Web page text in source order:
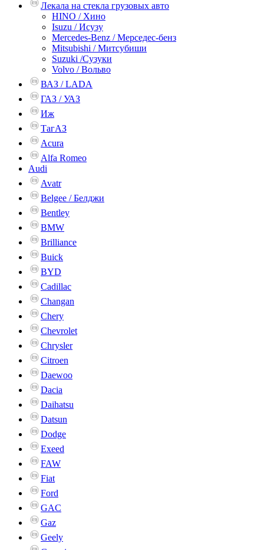
Лекала на стекла грузовых авто
HINO / Хино
Isuzu / Исузу
Mercedes-Benz / Мерседес-бенз
Mitsubishi / Митсубиши
Suzuki /Сузуки
Volvo / Вольво
ВАЗ / LADA
ГАЗ / УАЗ
Иж
ТагАЗ
Acura
Alfa Romeo
Audi
Avatr
Belgee / Белджи
Bentley
BMW
Brilliance
Buick
BYD
Cadillac
Changan
Chery
Chevrolet
Chrysler
Citroen
Daewoo
Dacia
Daihatsu
Datsun
Dodge
Exeed
FAW
Fiat
Ford
GAC
Gaz
Geely